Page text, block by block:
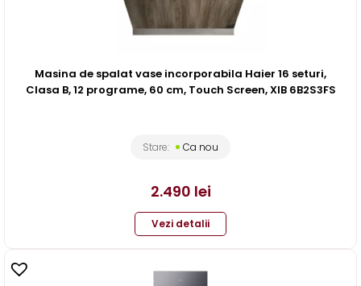
Masina de spalat vase incorporabila Haier 16 seturi,
Clasa B, 12 programe, 60 cm, Touch Screen, XIB 6B2S3FS
Stare: Ca nou
2.490 lei
Vezi detalii